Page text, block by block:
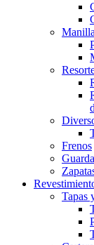
Frenos
Tapas